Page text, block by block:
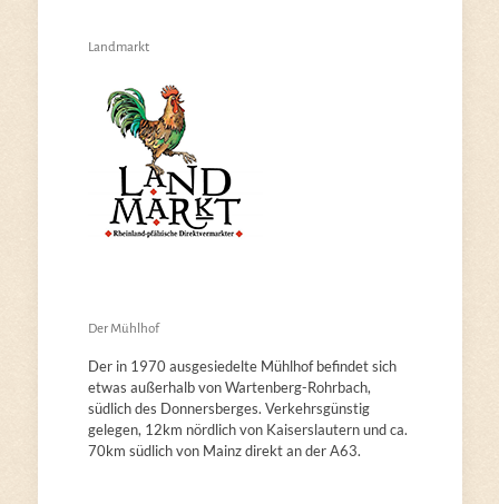
Landmarkt
Der Mühlhof
Der in 1970 ausgesiedelte Mühlhof befindet sich
etwas außerhalb von Wartenberg-Rohrbach,
südlich des Donnersberges. Verkehrsgünstig
gelegen, 12km nördlich von Kaiserslautern und ca.
70km südlich von Mainz direkt an der A63.